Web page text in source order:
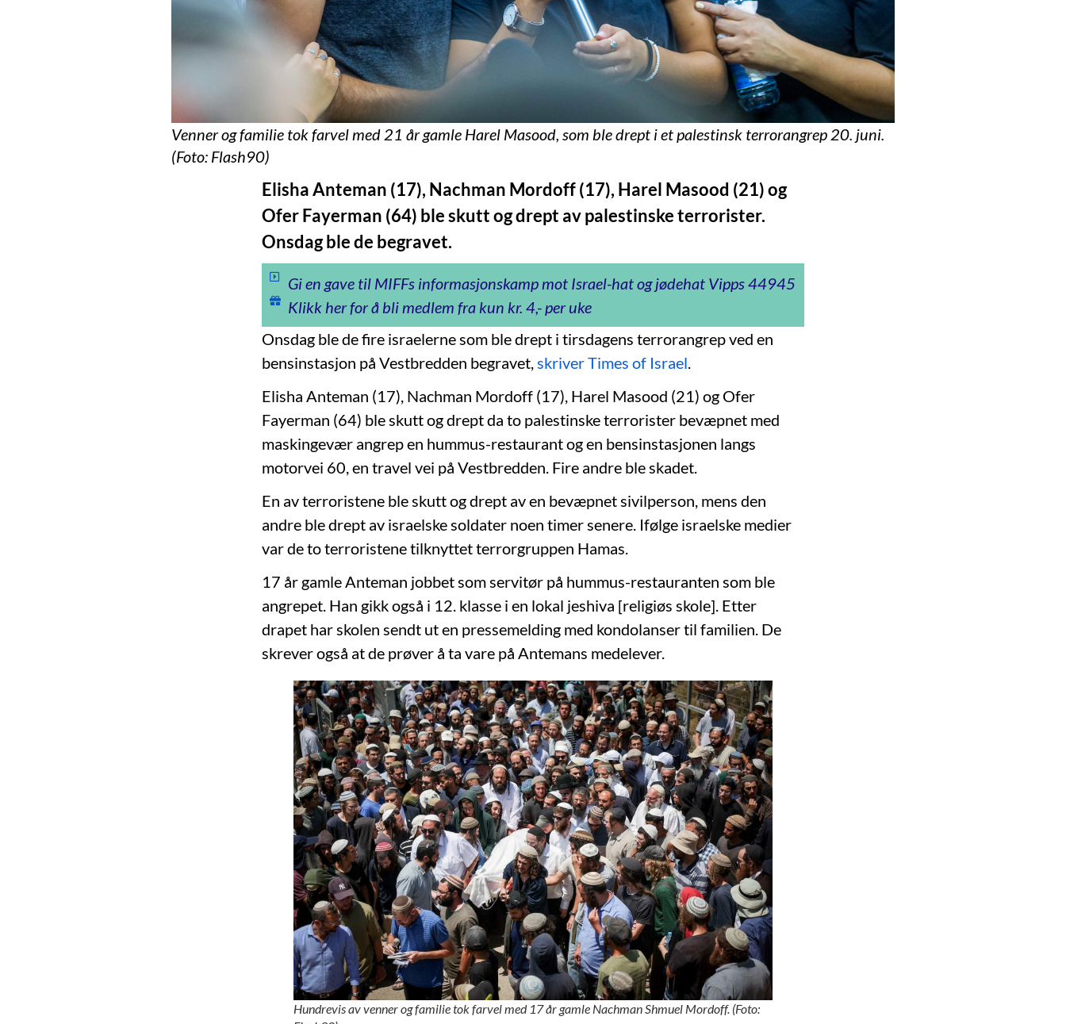
Venner og familie tok farvel med 21 år gamle Harel Masood, som ble drept i et palestinsk terrorangrep 20. juni.
(Foto: Flash90)
Elisha Anteman (17), Nachman Mordoff (17), Harel Masood (21) og
Ofer Fayerman (64) ble skutt og drept av palestinske terrorister.
Onsdag ble de begravet.
Gi en gave til MIFFs informasjonskamp mot Israel-hat og jødehat Vipps 44945
Klikk her for å bli medlem fra kun kr. 4,- per uke
Onsdag ble de fire israelerne som ble drept i tirsdagens terrorangrep ved en
bensinstasjon på Vestbredden begravet,skriver Times of Israel.
Elisha Anteman (17), Nachman Mordoff (17), Harel Masood (21) og Ofer
Fayerman (64) ble skutt og drept da to palestinske terrorister bevæpnet med
maskingevær angrep en hummus-restaurant og en bensinstasjonen langs
motorvei 60, en travel vei på Vestbredden. Fire andre ble skadet.
En av terroristene ble skutt og drept av en bevæpnet sivilperson, mens den
andre ble drept av israelske soldater noen timer senere. Ifølge israelske medier
var de to terroristene tilknyttet terrorgruppen Hamas.
17 år gamle Anteman jobbet som servitør på hummus-restauranten som ble
angrepet. Han gikk også i 12. klasse i en lokal jeshiva [religiøs skole]. Etter
drapet har skolen sendt ut en pressemelding med kondolanser til familien. De
skrever også at de prøver å ta vare på Antemans medelever.
Hundrevis av venner og familie tok farvel med 17 år gamle Nachman Shmuel Mordoff. (Foto: